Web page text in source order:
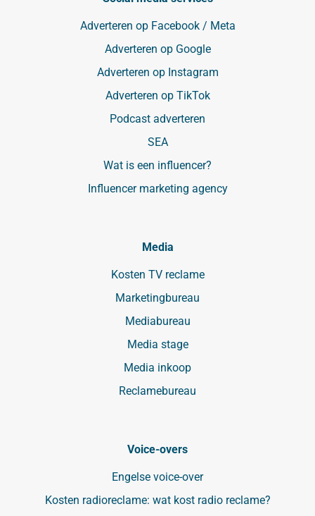
Adverteren op Facebook / Meta
Adverteren op Google
Adverteren op Instagram
Adverteren op TikTok
Podcast adverteren
SEA
Wat is een influencer?
Influencer marketing agency
Media
Kosten TV reclame
Marketingbureau
Mediabureau
Media stage
Media inkoop
Reclamebureau
Voice-overs
Engelse voice-over
Kosten radioreclame: wat kost radio reclame?